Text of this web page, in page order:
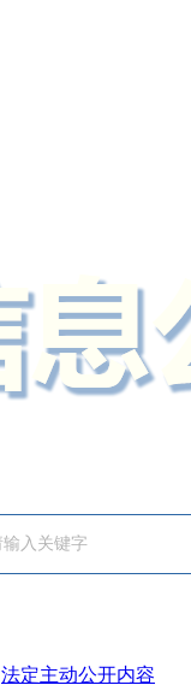
法定主动公开内容